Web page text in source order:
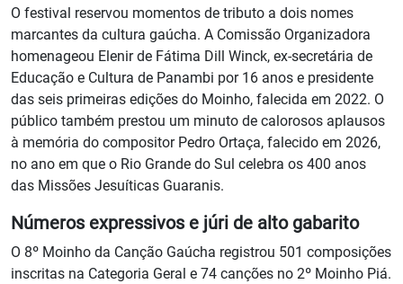
O festival reservou momentos de tributo a dois nomes
marcantes da cultura gaúcha. A Comissão Organizadora
homenageou Elenir de Fátima Dill Winck, ex-secretária de
Educação e Cultura de Panambi por 16 anos e presidente
das seis primeiras edições do Moinho, falecida em 2022. O
público também prestou um minuto de calorosos aplausos
à memória do compositor Pedro Ortaça, falecido em 2026,
no ano em que o Rio Grande do Sul celebra os 400 anos
das Missões Jesuíticas Guaranis.
Números expressivos e júri de alto gabarito
O 8º Moinho da Canção Gaúcha registrou 501 composições
inscritas na Categoria Geral e 74 canções no 2º Moinho Piá.